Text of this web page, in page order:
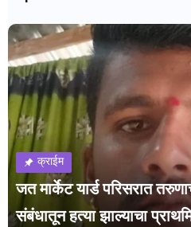
क्राईम
जत मार्केट यार्ड परिसरात
संबंधातून हत्या झाल्याचा